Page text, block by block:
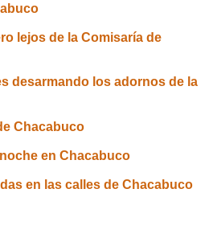
lejos de la Comisaría de
desarmando los adornos de la
Chacabuco
en Chacabuco
en las calles de Chacabuco